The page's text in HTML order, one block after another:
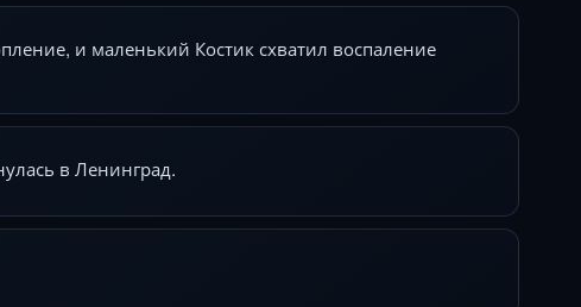
и маленький Костик схватил воспаление
в Ленинград.